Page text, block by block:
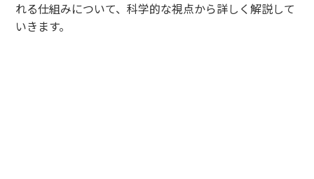
れる仕組みについて、科学的な視点から詳しく解説して
いきます。